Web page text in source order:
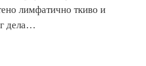
лимфатично ткиво и
дела…